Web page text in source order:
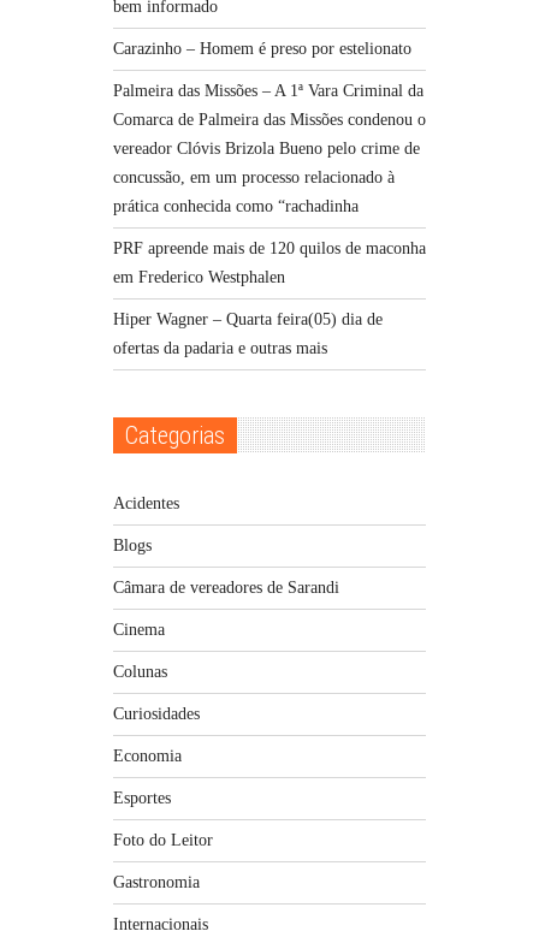
bem informado
Carazinho – Homem é preso por estelionato
Palmeira das Missões – A 1ª Vara Criminal da
Comarca de Palmeira das Missões condenou o
vereador Clóvis Brizola Bueno pelo crime de
concussão, em um processo relacionado à
prática conhecida como “rachadinha
PRF apreende mais de 120 quilos de maconha
em Frederico Westphalen
Hiper Wagner – Quarta feira(05) dia de
ofertas da padaria e outras mais
Categorias
Acidentes
Blogs
Câmara de vereadores de Sarandi
Cinema
Colunas
Curiosidades
Economia
Esportes
Foto do Leitor
Gastronomia
Internacionais